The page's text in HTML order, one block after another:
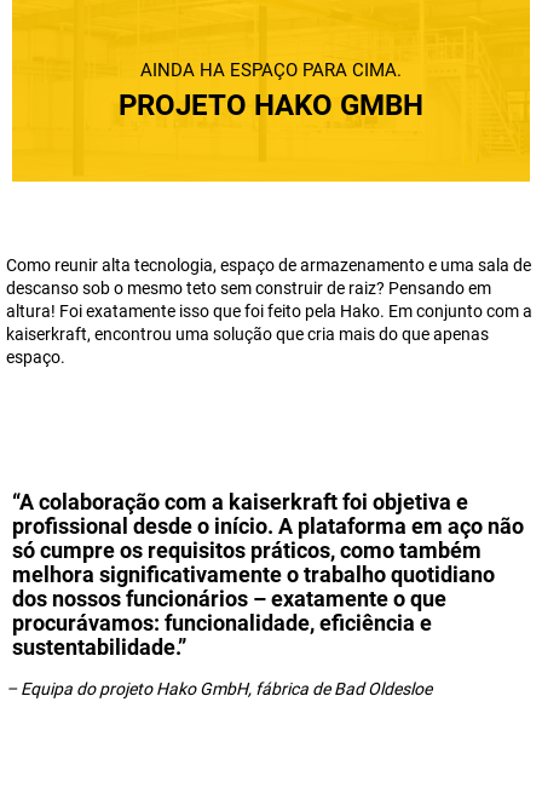
AINDA HÁ ESPAÇO PARA CIMA.
PROJETO HAKO GMBH
Como reunir alta tecnologia, espaço de armazenamento e uma sala de
descanso sob o mesmo teto sem construir de raiz? Pensando em
altura! Foi exatamente isso que foi feito pela Hako. Em conjunto com a
kaiserkraft, encontrou uma solução que cria mais do que apenas
espaço.
“A colaboração com a kaiserkraftfoi objetiva e
profissional desde o início. A plataforma em aço não
só cumpre os requisitos práticos, como também
melhora significativamente o trabalho quotidiano
dos nossos funcionários – exatamente o que
procurávamos: funcionalidade, eficiência e
sustentabilidade.”
– Equipa do projeto Hako GmbH, fábrica de Bad Oldesloe